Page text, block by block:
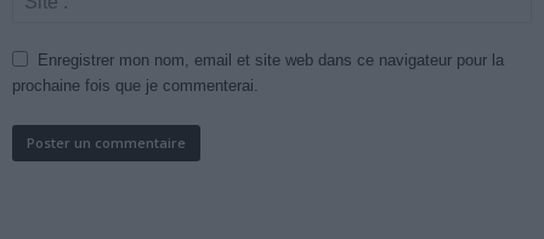
Enregistrer mon nom, email et site web dans ce navigateur pour la
prochaine fois que je commenterai.